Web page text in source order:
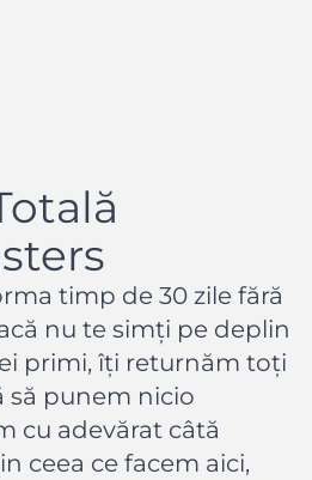
timp de 30 zile fără
nu te simți pe deplin
primi, îți returnăm toți
să punem nicio
cu adevărat câtă
ceea ce facem aici,